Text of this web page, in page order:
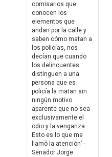
comisarios que
conocen los
elementos que
andan por la calle y
saben cómo matan a
los policías, nos
decían que cuando
los delincuentes
distinguen a una
persona que es
policía la matan sin
ningún motivo
aparente que no sea
exclusivamente el
odio y la venganza.
Esto es lo que me
llamó la atención’ -
Senador Jorge